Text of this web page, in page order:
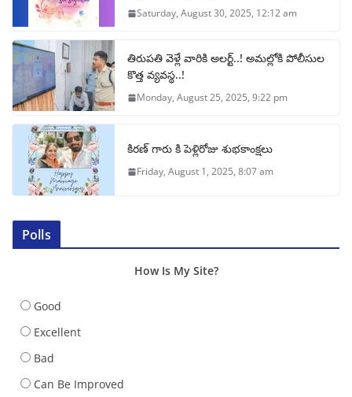
Saturday, August 30, 2025, 12:12 am
తిరుపతి వెళ్లే వారికి అలర్ట్..! అమల్లోకి పోలీసుల
కొత్త వ్యవస్థ..!
Monday, August 25, 2025, 9:22 pm
కిరణ్ గారు కి పెళ్లిరోజు శుభకాంక్షలు
Friday, August 1, 2025, 8:07 am
Polls
How Is My Site?
Good
Excellent
Bad
Can Be Improved